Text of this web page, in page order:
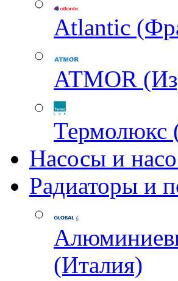
Atlantic
ATMOR
Термолюкс
Насосы и
Радиаторы и
(Италия)